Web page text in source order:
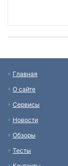
Главная
О сайте
Сервисы
Новости
Обзоры
Тесты